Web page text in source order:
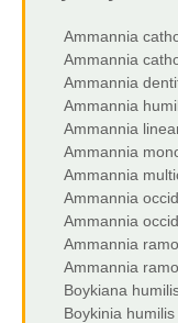
Ammannia
Ammannia
Ammannia
Ammannia
Ammannia
Ammannia
Ammannia
Ammannia
Ammannia
Ammannia
Ammannia
Boykiana
Boykinia